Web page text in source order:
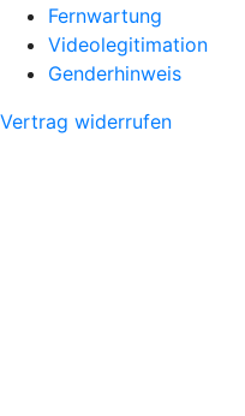
Fernwartung
Videolegitimation
Genderhinweis
Vertrag widerrufen